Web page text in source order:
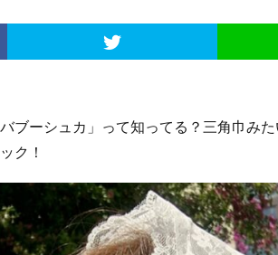
ブーシュカ」って知ってる？三角巾み
ク！